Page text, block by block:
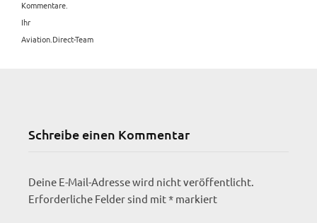
Kommentare.
Ihr
Aviation.Direct-Team
Schreibe einen Kommentar
Deine E-Mail-Adresse wird nicht veröffentlicht.
Erforderliche Felder sind mit* markiert